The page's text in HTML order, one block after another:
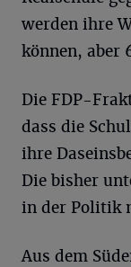
werden ihre
können, aber
Die FDP-
dass die
ihre
Die bisher
in der Politik
Aus dem